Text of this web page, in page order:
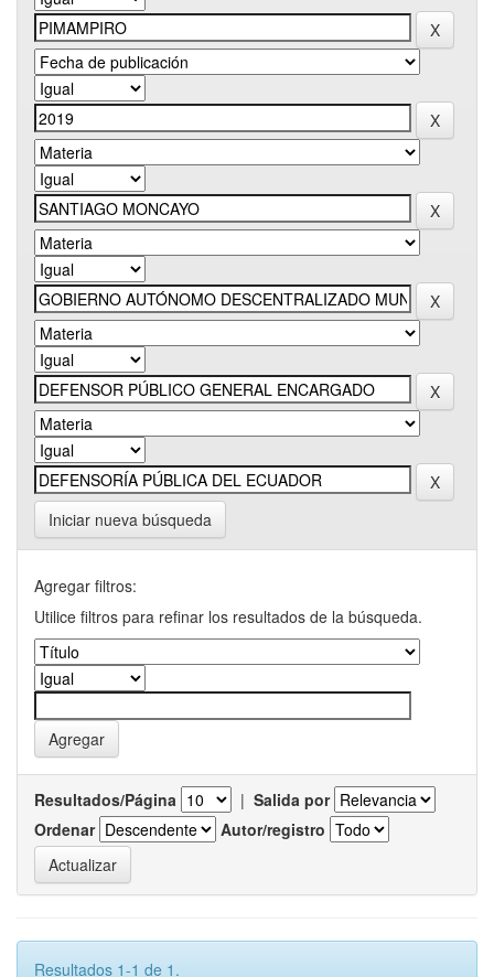
Iniciar nueva búsqueda
Agregar filtros:
Utilice filtros para refinar los resultados de la búsqueda.
Resultados/Página | Salida por
Ordenar
Autor/registro
Resultados 1-1 de 1.